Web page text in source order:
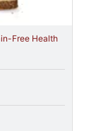
Free Health